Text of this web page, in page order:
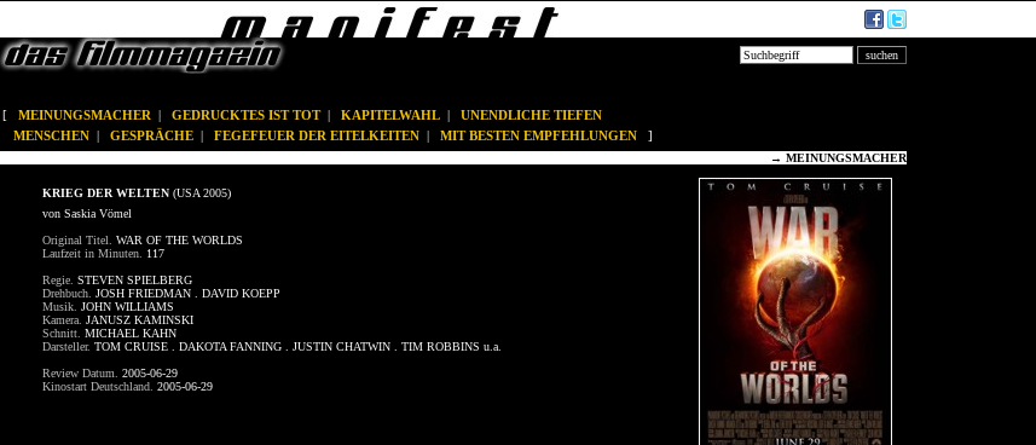
[ MEINUNGSMACHER | GEDRUCKTES IST TOT| KAPITELWAHL | UNENDLICHE TIEFEN
MENSCHEN | GESPRÄCHE | FEGEFEUER DER EITELKEITEN | MIT BESTEN EMPFEHLUNGEN ]
→ MEINUNGSMACHER
KRIEG DER WELTEN (USA 2005)
von Saskia Vömel
Original Titel. WAR OF THE WORLDS
Laufzeit in Minuten. 117
Regie. STEVEN SPIELBERG
Drehbuch. JOSH FRIEDMAN . DAVID KOEPP
Musik. JOHN WILLIAMS
Kamera. JANUSZ KAMINSKI
Schnitt. MICHAEL KAHN
Darsteller. TOM CRUISE . DAKOTA FANNING . JUSTIN CHATWIN . TIM ROBBINS u.a.
Review Datum. 2005-06-29
Kinostart Deutschland. 2005-06-29